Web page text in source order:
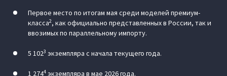
Первое место по итогам мая среди моделей премиум-
класса2, как официально представленных в России, так и
ввозимых по параллельному импорту.
5 1023 экземпляра с начала текущего года.
1 2744 экземпляра в мае 2026 года.